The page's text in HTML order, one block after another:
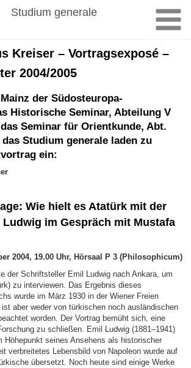
Studium generale
Kreiser – Vortragsexposé –
2004/2005
der Südosteuropa-
Historische Seminar, Abteilung V
Seminar für Orientkunde, Abt.
Studium generale laden zu
ein:
Wie hielt es Atatürk mit der
im Gespräch mit Mustafa
2004, 19.00 Uhr, Hörsaal P 3 (Philosophicum)
der Schriftsteller Emil Ludwig nach Ankara, um
zu interviewen. Das Ergebnis dieses
wurde im März 1930 in der Wiener Freien
aber weder von türkischen noch ausländischen
worden. Der Vortrag bemüht sich, eine
zu schließen. Emil Ludwig (1881–1941)
Höhepunkt seines Ansehens als historischer
verbreitetes Lebensbild von Napoleon wurde auf
übersetzt. Noch heute sind einige Werke